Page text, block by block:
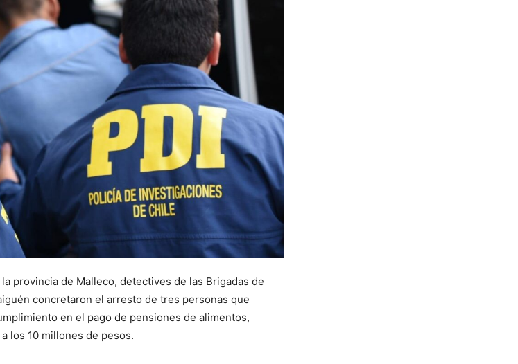
provincia de Malleco, detectives de las Brigadas de
concretaron el arresto de tres personas que
en el pago de pensiones de alimentos,
los 10 millones de pesos.